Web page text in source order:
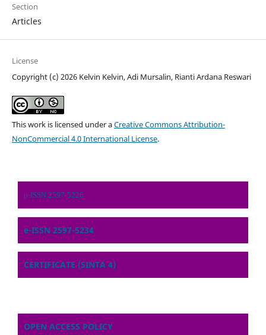
Section
Articles
License
Copyright (c) 2026 Kelvin Kelvin, Adi Mursalin, Rianti Ardana Reswari
This work is licensed under aCreative Commons Attribution-
NonCommercial 4.0 International License.
p-ISSN 2597-5226
e-ISSN 2597-5234
CERTIFICATE (SINTA 4)
OPEN ACCESS POLICY